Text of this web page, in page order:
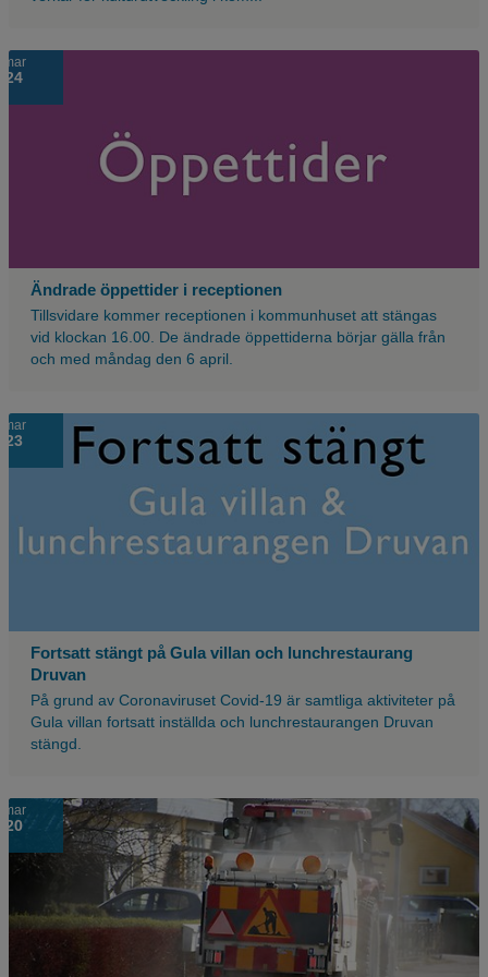
mar
24
Ändrade öppettider i receptionen
Tillsvidare kommer receptionen i kommunhuset att stängas
vid klockan 16.00. De ändrade öppettiderna börjar gälla från
och med måndag den 6 april.
Lila
bakgrund
med
mar
23
Fortsatt stängt på Gula villan och lunchrestaurang
Druvan
På grund av Coronaviruset Covid-19 är samtliga aktiviteter på
Gula villan fortsatt inställda och lunchrestaurangen Druvan
stängd.
Ljusblå
bakgrund
med
stängt,
Gula
mar
20
Sandupptagning
på
en
väg